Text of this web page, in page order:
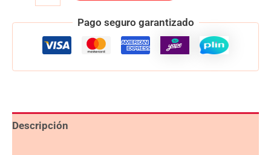
Pago seguro garantizado
Descripción